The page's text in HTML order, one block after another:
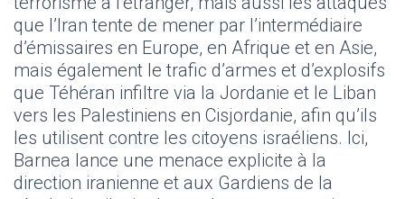
que l’Iran tente de mener par l’intermédiaire
d’émissaires en Europe, en Afrique et en Asie,
mais également le trafic d’armes et d’explosifs
que Téhéran infiltre via la Jordanie et le Liban
vers les Palestiniens en Cisjordanie, afin qu’ils
les utilisent contre les citoyens israéliens. Ici,
Barnea lance une menace explicite à la
direction iranienne et aux Gardiens de la